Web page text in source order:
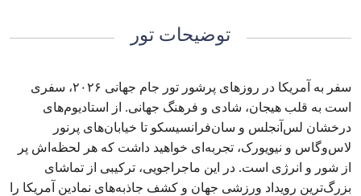
توضیحات تور
سفر به آمریکا در روزهای پرشور تور جام جهانی ۲۰۲۶، سفری
است به قلب هیجان، شادی و فرهنگ جهانی. از استادیوم‌های
درخشان لس‌آنجلس و سان‌فرانسیسکو تا خیابان‌های پرنور
لاس‌وگاس و نیویورک، تجربه‌ای خواهید داشت که هر لحظه‌اش پر
از شور و انرژی است. در این ماجراجویی، ترکیبی از تماشای
بزرگ‌ترین رویداد ورزشی جهان و کشف جاذبه‌های نمادین آمریکا را